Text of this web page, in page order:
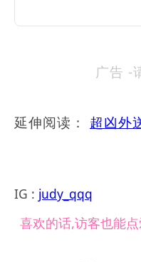
广告 -
延伸阅读： 超凶外
IG : judy_qqq
喜欢的话,访客也能点